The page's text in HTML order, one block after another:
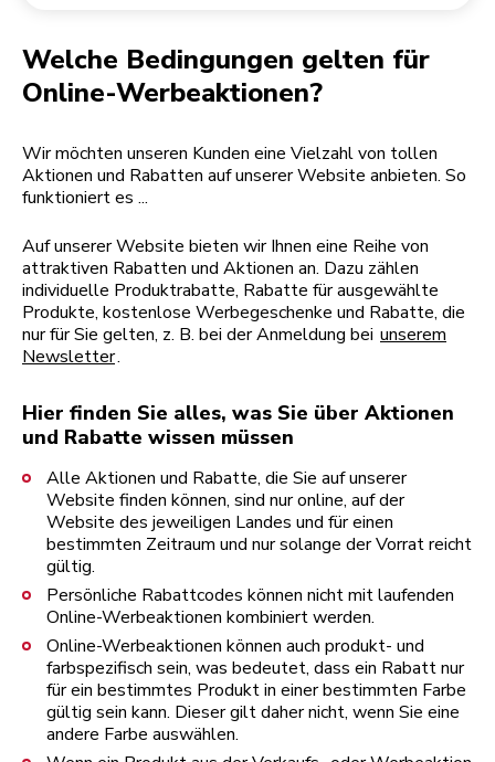
Welche Bedingungen gelten für
Online-Werbeaktionen?
Wir möchten unseren Kunden eine Vielzahl von tollen
Aktionen und Rabatten auf unserer Website anbieten. So
funktioniert es ...
Auf unserer Website bieten wir Ihnen eine Reihe von
attraktiven Rabatten und Aktionen an. Dazu zählen
individuelle Produktrabatte, Rabatte für ausgewählte
Produkte, kostenlose Werbegeschenke und Rabatte, die
nur für Sie gelten, z. B. bei der Anmeldung bei unserem
Newsletter.
Hier finden Sie alles, was Sie über Aktionen
und Rabatte wissen müssen
Alle Aktionen und Rabatte, die Sie auf unserer
Website finden können, sind nur online, auf der
Website des jeweiligen Landes und für einen
bestimmten Zeitraum und nur solange der Vorrat reicht
gültig.
Persönliche Rabattcodes können nicht mit laufenden
Online-Werbeaktionen kombiniert werden.
Online-Werbeaktionen können auch produkt- und
farbspezifisch sein, was bedeutet, dass ein Rabatt nur
für ein bestimmtes Produkt in einer bestimmten Farbe
gültig sein kann. Dieser gilt daher nicht, wenn Sie eine
andere Farbe auswählen.